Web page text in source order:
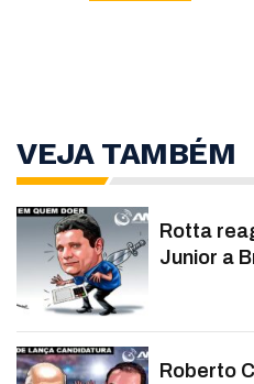
VEJA TAMBÉM
Rotta
Junior a
Roberto